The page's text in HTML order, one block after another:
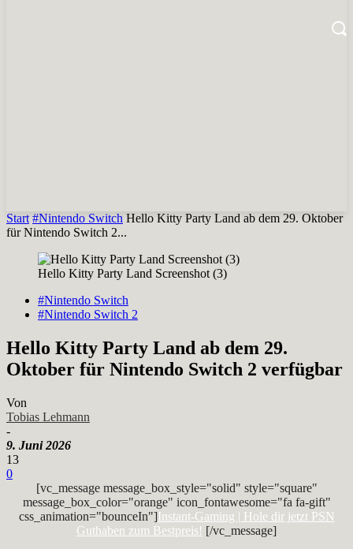
Start #Nintendo Switch Hello Kitty Party Land ab dem 29. Oktober
für Nintendo Switch 2...
Hello Kitty Party Land Screenshot (3)
#Nintendo Switch
#Nintendo Switch 2
Hello Kitty Party Land ab dem 29.
Oktober für Nintendo Switch 2 verfügbar
Von
Tobias Lehmann
-
9. Juni 2026
13
0
[vc_message message_box_style="solid" style="square"
message_box_color="orange" icon_fontawesome="fa fa-gift"
css_animation="bounceIn"]Instant-Gaming | Hole dir jetzt PSN
Guthaben zum Bestpreis! [/vc_message]